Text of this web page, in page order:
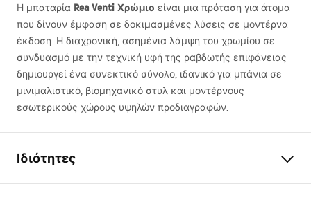
Η μπαταρία Rea Venti Χρώμιο είναι μια πρόταση για άτομα
που δίνουν έμφαση σε δοκιμασμένες λύσεις σε μοντέρνα
έκδοση. Η διαχρονική, ασημένια λάμψη του χρωμίου σε
συνδυασμό με την τεχνική υφή της ραβδωτής επιφάνειας
δημιουργεί ένα συνεκτικό σύνολο, ιδανικό για μπάνια σε
μινιμαλιστικό, βιομηχανικό στυλ και μοντέρνους
εσωτερικούς χώρους υψηλών προδιαγραφών.
Ιδιότητες